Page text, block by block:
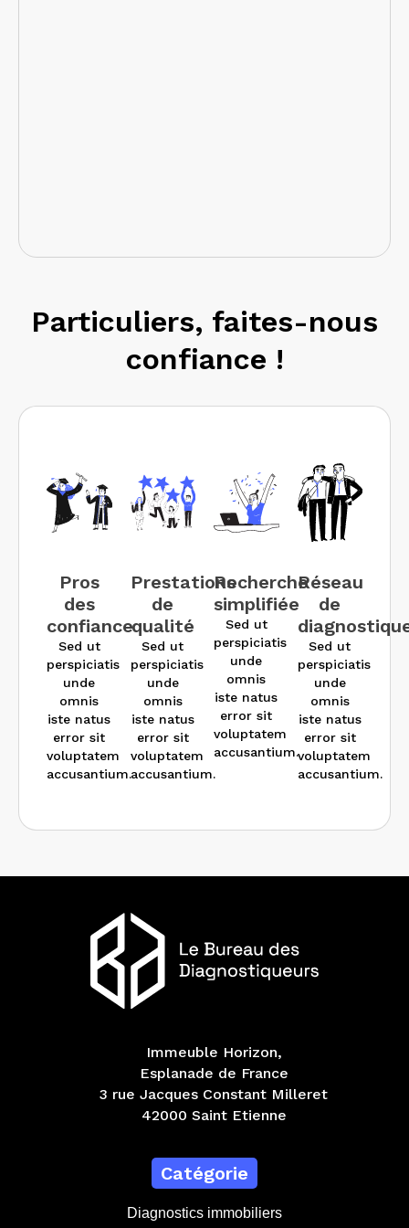
Particuliers, faites-nous
confiance !
Pros
des
confiance
Sed ut
perspiciatis
unde
omnis
iste natus
error sit
voluptatem
accusantium.
Prestations
de
qualité
Sed ut
perspiciatis
unde
omnis
iste natus
error sit
voluptatem
accusantium.
Recherche
simplifiée
Sed ut
perspiciatis
unde
omnis
iste natus
error sit
voluptatem
accusantium.
Réseau
de
Sed ut
perspiciatis
unde
omnis
iste natus
error sit
voluptatem
accusantium.
Immeuble Horizon,
Esplanade de France
3 rue Jacques Constant Milleret
42000 Saint Etienne
Catégorie
Diagnostics immobiliers